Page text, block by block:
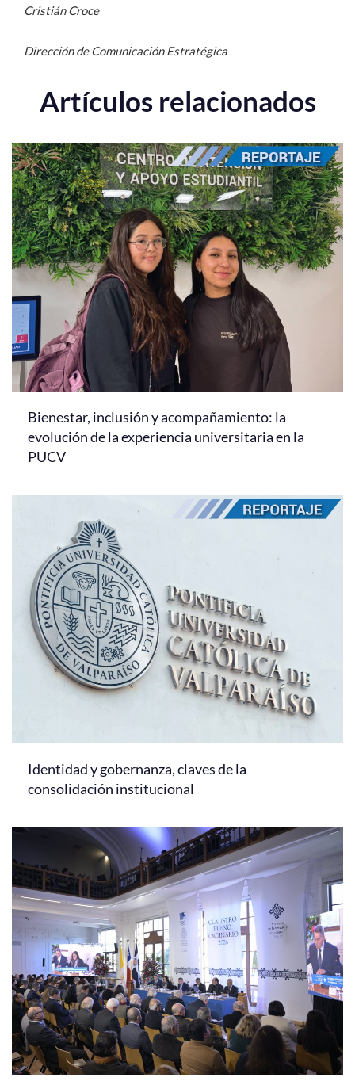
Cristián Croce
Dirección de Comunicación Estratégica
Artículos relacionados
Bienestar, inclusión y acompañamiento: la
evolución de la experiencia universitaria en la
PUCV
Identidad y gobernanza, claves de la
consolidación institucional